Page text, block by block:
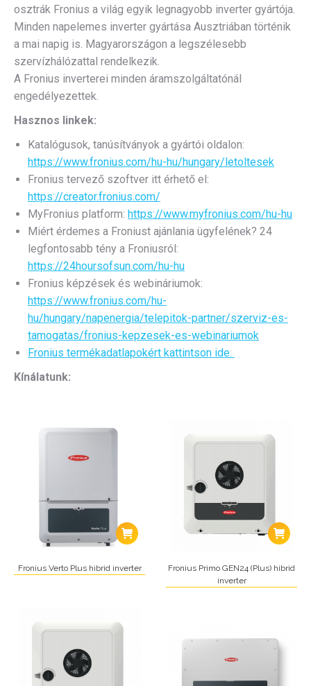
osztrák Fronius a világ egyik legnagyobb inverter gyártója.
Minden napelemes inverter gyártása Ausztriában történik
a mai napig is. Magyarországon a legszélesebb
szervízhálózattal rendelkezik.
A Fronius inverterei minden áramszolgáltatónál
engedélyezettek.
Hasznos linkek:
Katalógusok, tanúsítványok a gyártói oldalon:
https://www.fronius.com/hu-hu/hungary/letoltesek
Fronius tervező szoftver itt érhető el:
https://creator.fronius.com/
MyFronius platform: https://www.myfronius.com/hu-hu
Miért érdemes a Froniust ajánlania ügyfelének? 24
legfontosabb tény a Froniusról:
https://24hoursofsun.com/hu-hu
Fronius képzések és webináriumok:
https://www.fronius.com/hu-
hu/hungary/napenergia/telepitok-partner/szerviz-es-
tamogatas/fronius-kepzesek-es-webinariumok
Fronius termékadatlapokért kattintson ide.
Kínálatunk:
Fronius Verto Plus hibrid inverter
Fronius Primo GEN24 (Plus) hibrid
inverter